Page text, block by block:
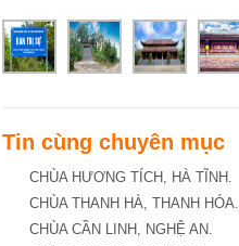
Tin cùng chuyên mục
CHÙA HƯƠNG TÍCH, HÀ TĨNH.
CHÙA THANH HÀ, THANH HÓA.
CHÙA CẦN LINH, NGHỆ AN.